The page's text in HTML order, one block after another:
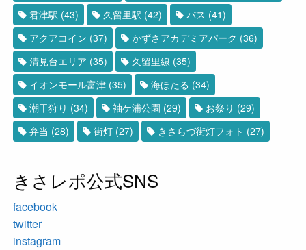
君津駅 (43) 久留里駅 (42) バス (41)
アクアコイン (37) かずさアカデミアパーク (36)
清見台エリア (35) 久留里線 (35)
イオンモール富津 (35) 海ほたる (34)
潮干狩り (34) 袖ケ浦公園 (29) お祭り (29)
弁当 (28) 街灯 (27) きさらづ街灯フォト (27)
きさレポ公式SNS
facebook
twitter
instagram